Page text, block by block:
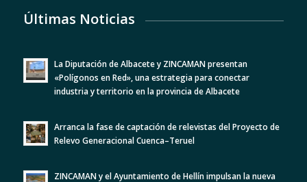
Últimas Noticias
La Diputación de Albacete y ZINCAMAN presentan
«Polígonos en Red», una estrategia para conectar
industria y territorio en la provincia de Albacete
Arranca la fase de captación de relevistas del Proyecto de
Relevo Generacional Cuenca–Teruel
ZINCAMAN y el Ayuntamiento de Hellín impulsan la nueva